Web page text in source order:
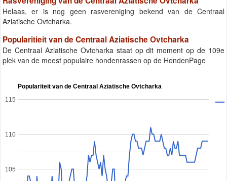
Helaas, er is nog geen rasvereniging bekend van de Centraal
Aziatische Ovtcharka.
Popularitieit van de Centraal Aziatische Ovtcharka
De Centraal Aziatische Ovtcharka staat op dit moment op de 109e
plek van de meest populaire hondenrassen op de HondenPage
Populariteit van de Centraal Aziatische Ovtcharka
105
110
115